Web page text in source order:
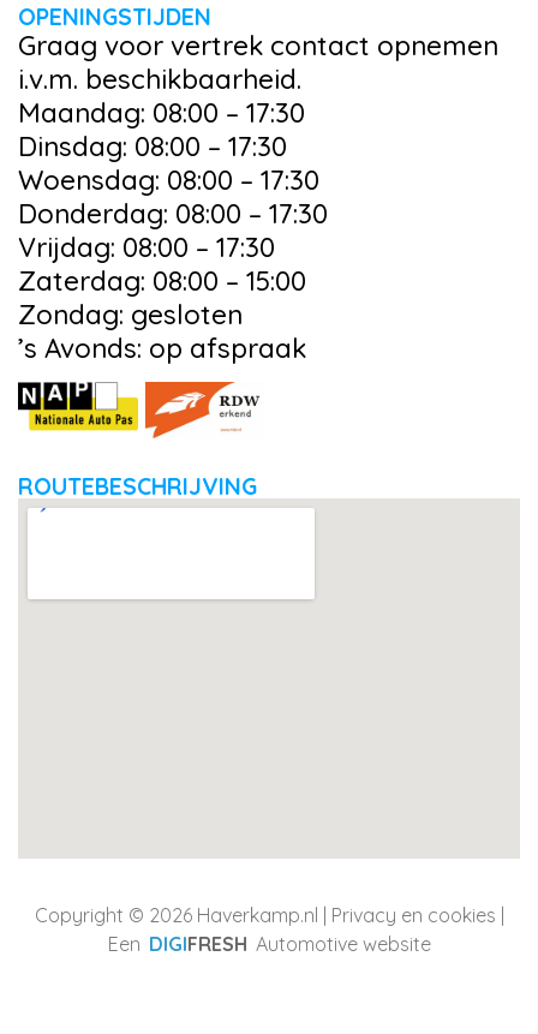
OPENINGSTIJDEN
Graag voor vertrek contact opnemen
i.v.m. beschikbaarheid.
Maandag: 08:00 – 17:30
Dinsdag: 08:00 – 17:30
Woensdag: 08:00 – 17:30
Donderdag: 08:00 – 17:30
Vrijdag: 08:00 – 17:30
Zaterdag: 08:00 – 15:00
Zondag: gesloten
’s Avonds: op afspraak
ROUTEBESCHRIJVING
Copyright © 2026 Haverkamp.nl | Privacy en cookies
Een DIGIFRESH Automotive website